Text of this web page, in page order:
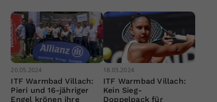
20.05.2024
ITF Warmbad Villach:
Pieri und 16-jähriger
Engel krönen ihre
18.05.2024
ITF Warmbad Villach:
Kein Sieg-
Doppelpack für